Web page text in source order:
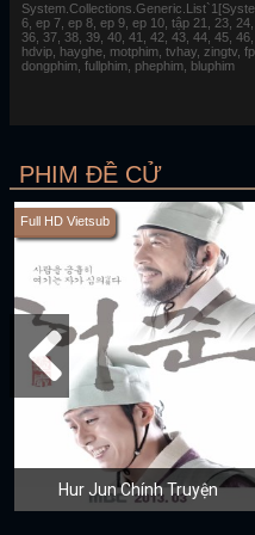
6, ep 7, ep 8, ep 9, ep 10, tập 21, 23,
36, 37, 38, 39, 40, 41, 42, 43, 44, 45,
hdvip, hayghe, motphim, tvhay, zingtv,
dongphim, fullphim, phephim, bluphim
PHIM ĐỀ CỬ
Full HD Vietsub
Hur Jun Chính Truyện